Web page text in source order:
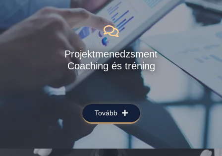
Projektmenedzsment
Coaching és tréning
Tovább